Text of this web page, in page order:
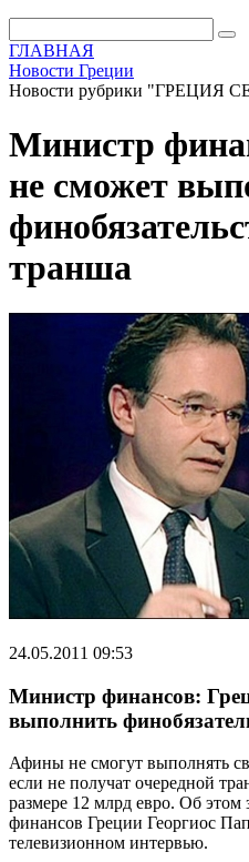
ГЛАВНАЯ
Новости Греции
Новости рубрики "ГРЕЦИЯ
Министр
не сможет
транша
24.05.2011 09:53
Министр финансов:
выполнить
Афины не смогут выполнять
если не получат очередной
размере 12 млрд евро. Об этом
финансов Греции Георгиос
телевизионном интервью.